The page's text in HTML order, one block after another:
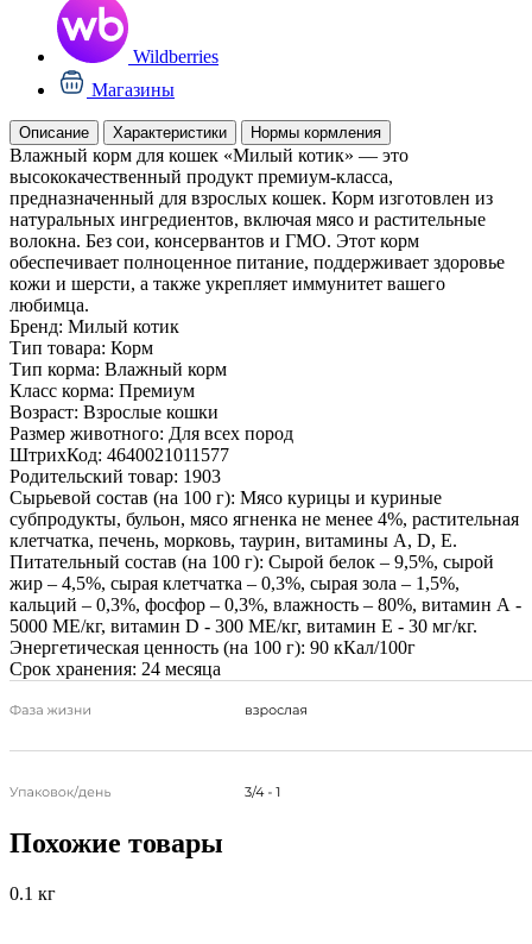
Wildberries
Магазины
Описание Характеристики Нормы кормления
Влажный корм для кошек «Милый котик» — это
высококачественный продукт премиум-класса,
предназначенный для взрослых кошек. Корм изготовлен из
натуральных ингредиентов, включая мясо и растительные
волокна. Без сои, консервантов и ГМО. Этот корм
обеспечивает полноценное питание, поддерживает здоровье
кожи и шерсти, а также укрепляет иммунитет вашего
любимца.
Бренд: Милый котик
Тип товара: Корм
Тип корма: Влажный корм
Класс корма: Премиум
Возраст: Взрослые кошки
Размер животного: Для всех пород
ШтрихКод: 4640021011577
Родительский товар: 1903
Сырьевой состав (на 100 г): Мясо курицы и куриные
субпродукты, бульон, мясо ягненка не менее 4%, растительная
клетчатка, печень, морковь, таурин, витамины А, D, Е.
Питательный состав (на 100 г): Сырой белок – 9,5%, сырой
жир – 4,5%, сырая клетчатка – 0,3%, сырая зола – 1,5%,
кальций – 0,3%, фосфор – 0,3%, влажность – 80%, витамин А -
5000 МЕ/кг, витамин D - 300 МЕ/кг, витамин Е - 30 мг/кг.
Энергетическая ценность (на 100 г): 90 кКал/100г
Срок хранения: 24 месяца
Похожие товары
0.1 кг